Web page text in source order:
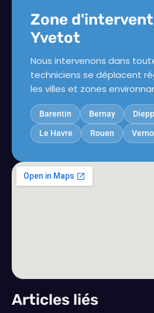
Zone
Yvetot
Nous intervenons dans
techniciens se déplacent
les villes et zones
Barentin Bernay
Le Havre Rouen
Articles liés